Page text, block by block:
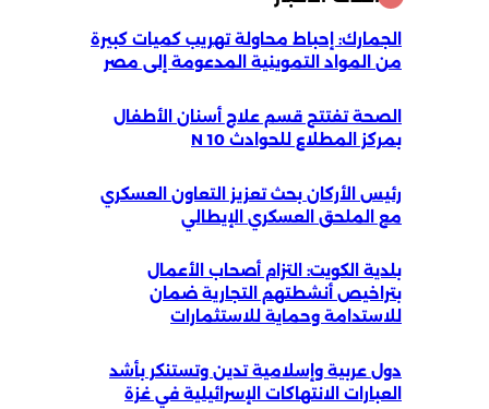
الجمارك: إحباط محاولة تهريب كميات كبيرة
من المواد التموينية المدعومة إلى مصر
الصحة تفتتح قسم علاج أسنان الأطفال
بمركز المطلاع للحوادث 10 N
رئيس الأركان بحث تعزيز التعاون العسكري
مع الملحق العسكري الإيطالي
بلدية الكويت: التزام أصحاب الأعمال
بتراخيص أنشطتهم التجارية ضمان
للاستدامة وحماية للاستثمارات
دول عربية وإسلامية تدين وتستنكر بأشد
العبارات الانتهاكات الإسرائيلية في غزة